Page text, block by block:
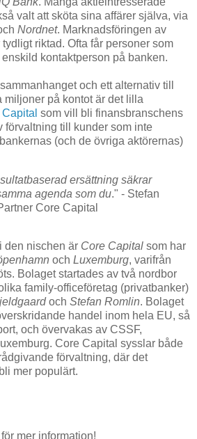
valt att sköta sina affärer själva, via
Nordnet. Marknadsföringen av
riktad. Ofta får personer som
kontaktperson på banken.
och ett alternativ till
miljoner på kontot är det lilla
som vill bli finansbranschens
förvaltning till kunder som inte
(och de övriga aktörernas)
ersättning säkrar
agenda som du." - Stefan
Core Capital
den nischen är Core Capital som har
och Luxemburg, varifrån
Bolaget startades av två nordbor
family-officeföretag (privatbanker)
och Stefan Romlin. Bolaget
handel inom hela EU, så
och övervakas av CSSF,
Core Capital sysslar både
förvaltning, där det
mer populärt.
mer information!